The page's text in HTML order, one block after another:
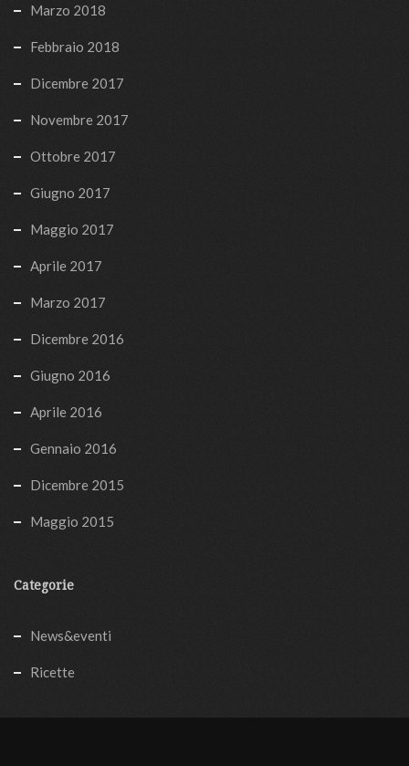
Marzo 2018
Febbraio 2018
Dicembre 2017
Novembre 2017
Ottobre 2017
Giugno 2017
Maggio 2017
Aprile 2017
Marzo 2017
Dicembre 2016
Giugno 2016
Aprile 2016
Gennaio 2016
Dicembre 2015
Maggio 2015
Categorie
News&eventi
Ricette